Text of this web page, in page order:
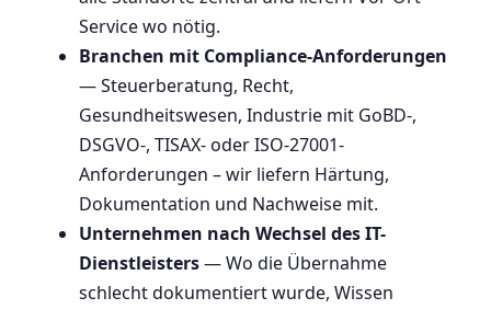
Service wo nötig.
Branchen mit Compliance-Anforderungen
— Steuerberatung, Recht,
Gesundheitswesen, Industrie mit GoBD-,
DSGVO-, TISAX- oder ISO-27001-
Anforderungen – wir liefern Härtung,
Dokumentation und Nachweise mit.
Unternehmen nach Wechsel des IT-
Dienstleisters— Wo die Übernahme
schlecht dokumentiert wurde, Wissen